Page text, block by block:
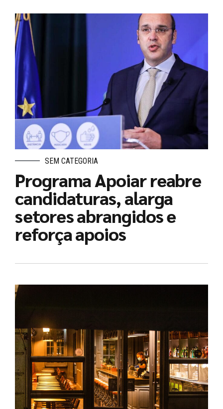
SEM CATEGORIA
Programa Apoiar reabre
candidaturas, alarga
setores abrangidos e
reforça apoios